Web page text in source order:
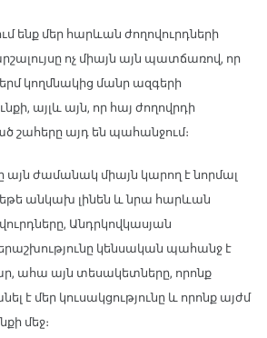
ենք մեր հարևան ժողովուրդների
ոչ միայն այն պատճառով, որ
կողմնակից մանր ազգերի
այլև այն, որ հայ ժողովրդի
շահերը այդ են պահանջում։
ժամանակ միայն կարող է նորմալ
անկախ լինեն և նրա հարևան
Անդրկովկասյան
կենսական պահանջ է
ահա այն տեսակետները, որոնք
է մեր կուսակցությունը և որոնք այժմ
մեջ։